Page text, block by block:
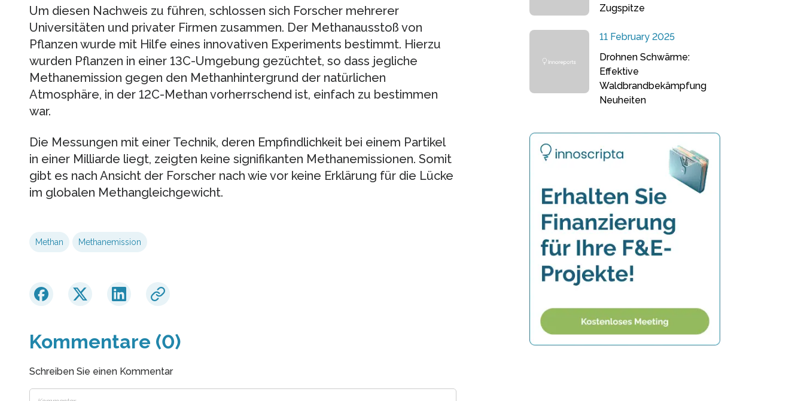
Um diesen Nachweis zu führen, schlossen sich Forscher mehrerer
Universitäten und privater Firmen zusammen. Der Methanausstoß von
Pflanzen wurde mit Hilfe eines innovativen Experiments bestimmt. Hierzu
wurden Pflanzen in einer 13C-Umgebung gezüchtet, so dass jegliche
Methanemission gegen den Methanhintergrund der natürlichen
Atmosphäre, in der 12C-Methan vorherrschend ist, einfach zu bestimmen
war.
Die Messungen mit einer Technik, deren Empfindlichkeit bei einem Partikel
in einer Milliarde liegt, zeigten keine signifikanten Methanemissionen. Somit
gibt es nach Ansicht der Forscher nach wie vor keine Erklärung für die Lücke
im globalen Methangleichgewicht.
Methan Methanemission
Kommentare (0)
Schreiben Sie einen Kommentar
Zugspitze
11 February 2025
Drohnen Schwärme:
Effektive
Waldbrandbekämpfung
Neuheiten